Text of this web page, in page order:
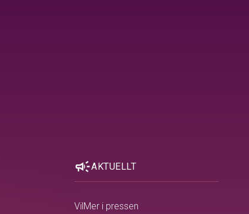
campaignAKTUELLT
VilMer i pressen